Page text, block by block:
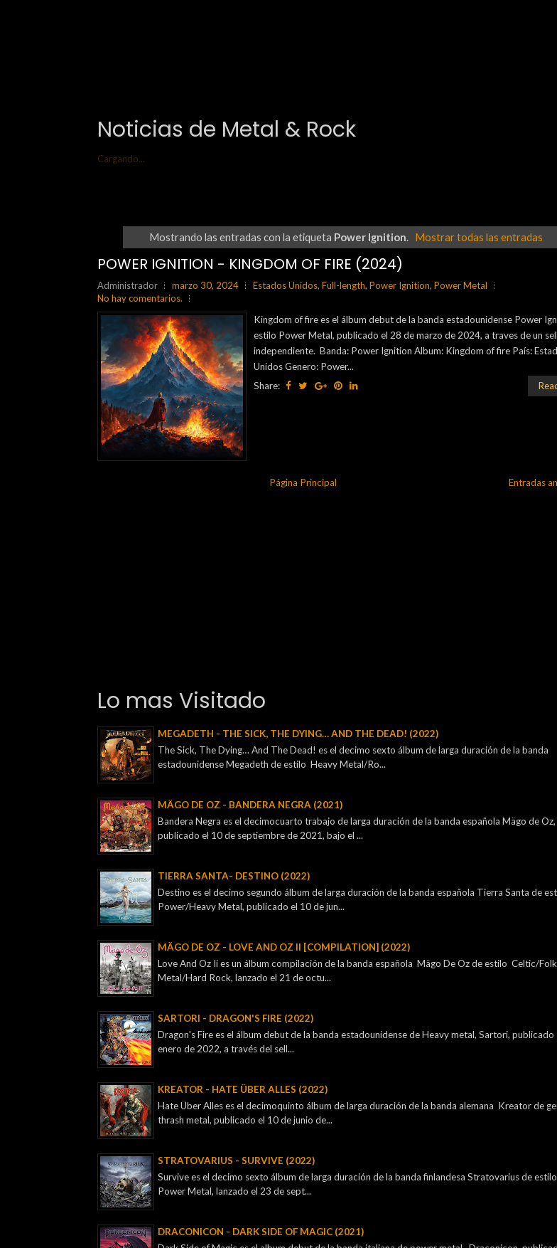
Noticias de Metal & Rock
Cargando...
Mostrando las entradas con la etiqueta Power Ignition Mostrar todas las entradas
POWER IGNITION - KINGDOM OF FIRE (2024)
Administrador marzo 30, 2024 Estados Unidos, Full-length, Power Ignition, Power Metal
No hay comentarios.
Kingdom of fire es el álbum debut de la banda estadounidense Power
estilo Power Metal, publicado el 28 de marzo de 2024, a traves de un
independiente. Banda: Power Ignition Album: Kingdom of fire País:
Unidos Genero: Power...
Share:
Entradas
Página Principal
Lo mas Visitado
MEGADETH - THE SICK, THE DYING… AND THE DEAD! (2022)
The Sick, The Dying… And The Dead! es el decimo sexto álbum de larga duración de la banda
estadounidense Megadeth de estilo Heavy Metal/Ro...
MÄGO DE OZ - BANDERA NEGRA (2021)
Bandera Negra es el decimocuarto trabajo de larga duración de la banda española Mägo de Oz,
publicado el 10 de septiembre de 2021, bajo el ...
TIERRA SANTA- DESTINO (2022)
Destino es el decimo segundo álbum de larga duración de la banda española Tierra Santa de
Power/Heavy Metal, publicado el 10 de jun...
MÄGO DE OZ - LOVE AND OZ II [COMPILATION] (2022)
Love And Oz Ii es un álbum compilación de la banda española Mägo De Oz de estilo Celtic/
Metal/Hard Rock, lanzado el 21 de octu...
SARTORI - DRAGON'S FIRE (2022)
Dragon's Fire es el álbum debut de la banda estadounidense de Heavy metal, Sartori, publicado
enero de 2022, a través del sell...
KREATOR - ‎HATE ÜBER ALLES (2022)
Hate Über Alles es el decimoquinto álbum de larga duración de la banda alemana Kreator de
thrash metal, publicado el 10 de junio de...
STRATOVARIUS - SURVIVE (2022)
Survive es el decimo sexto álbum de larga duración de la banda finlandesa Stratovarius de
Power Metal, lanzado el 23 de sept...
DRACONICON - DARK SIDE OF MAGIC (2021)